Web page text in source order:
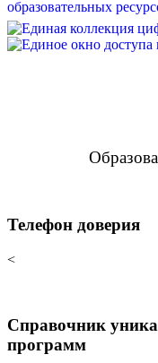
Телефон доверия
<
Справочник
программ